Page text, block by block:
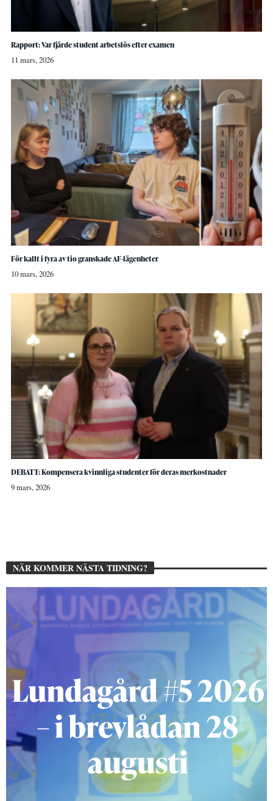
Rapport: Var fjärde student arbetslös efter examen
11 mars, 2026
För kallt i fyra av tio granskade AF-lägenheter
10 mars, 2026
DEBATT: Kompensera kvinnliga studenter för deras merkostnader
9 mars, 2026
NÄR KOMMER NÄSTA TIDNING?